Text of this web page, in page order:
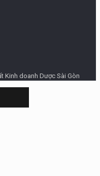
Kinh doanh Dược Sài Gòn